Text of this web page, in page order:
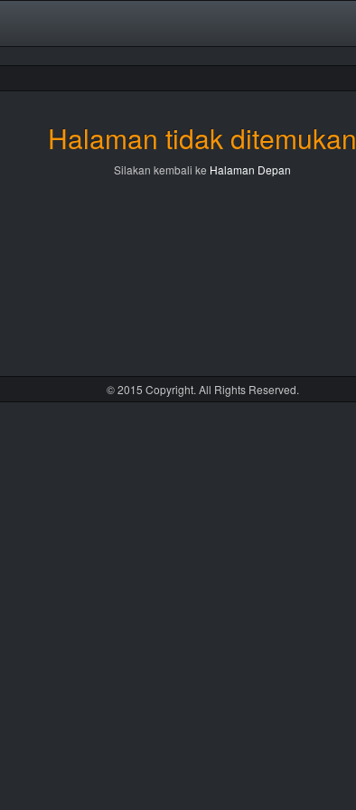
Halaman tidak ditemukan
Silakan kembali ke Halaman Depan
© 2015 Copyright. All Rights Reserved.